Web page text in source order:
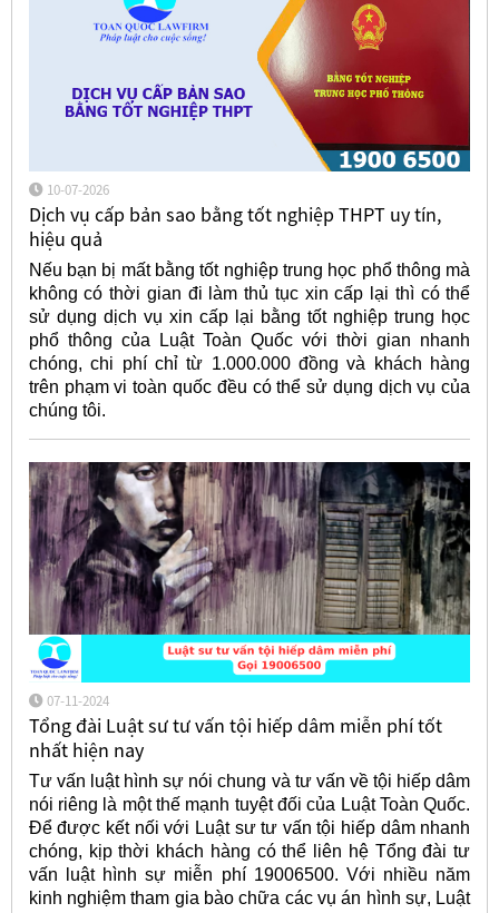
10-07-2026
Dịch vụ cấp bản sao bằng tốt nghiệp THPT uy tín,
hiệu quả
Nếu bạn bị mất bằng tốt nghiệp trung học phổ thông mà
không có thời gian đi làm thủ tục xin cấp lại thì có thể
sử dụng dịch vụ xin cấp lại bằng tốt nghiệp trung học
phổ thông của Luật Toàn Quốc với thời gian nhanh
chóng, chi phí chỉ từ 1.000.000 đồng và khách hàng
trên phạm vi toàn quốc đều có thể sử dụng dịch vụ của
chúng tôi.
07-11-2024
Tổng đài Luật sư tư vấn tội hiếp dâm miễn phí tốt
nhất hiện nay
Tư vấn luật hình sự nói chung và tư vấn về tội hiếp dâm
nói riêng là một thế mạnh tuyệt đối của Luật Toàn Quốc.
Để được kết nối với Luật sư tư vấn tội hiếp dâm nhanh
chóng, kịp thời khách hàng có thể liên hệ Tổng đài tư
vấn luật hình sự miễn phí 19006500. Với nhiều năm
kinh nghiệm tham gia bào chữa các vụ án hình sự, Luật